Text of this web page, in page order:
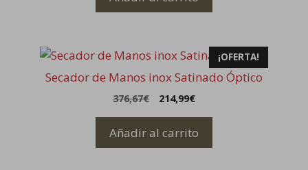
¡OFERTA!
Secador de Manos inox Satinado Óptico
376,67€
El
original
era:
214,99€El
es:
Añadir al carrito